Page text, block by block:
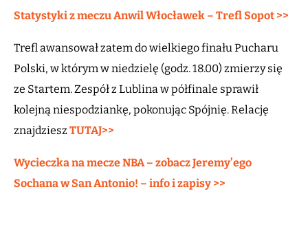
Statystyki z meczu Anwil Włocławek – Trefl Sopot >>
Trefl awansował zatem do wielkiego finału Pucharu
Polski, w którym w niedzielę (godz. 18.00) zmierzy się
ze Startem. Zespół z Lublina w półfinale sprawił
kolejną niespodziankę, pokonując Spójnię. Relację
znajdziesz TUTAJ>>
Wycieczka na mecze NBA – zobacz Jeremy’ego
Sochana w San Antonio! – info i zapisy >>